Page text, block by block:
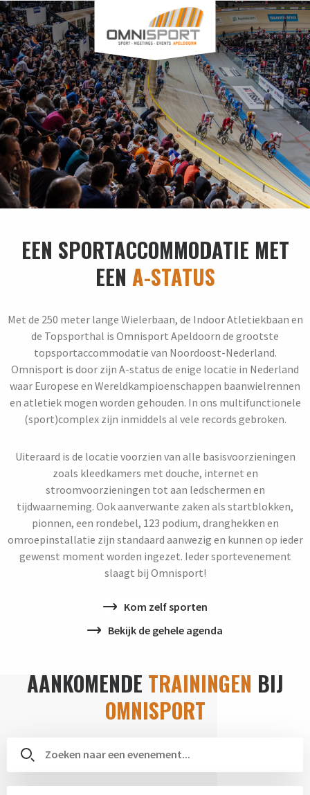
EEN SPORTACCOMMODATIE MET
EEN A-STATUS
Met de 250 meter lange Wielerbaan, de Indoor Atletiekbaan en
de Topsporthal is Omnisport Apeldoorn de grootste
topsportaccommodatie van Noordoost-Nederland.
Omnisport is door zijn A-status de enige locatie in Nederland
waar Europese en Wereldkampioenschappen baanwielrennen
en atletiek mogen worden gehouden. In ons multifunctionele
(sport)complex zijn inmiddels al vele records gebroken.
Uiteraard is de locatie voorzien van alle basisvoorzieningen
zoals kleedkamers met douche, internet en
stroomvoorzieningen tot aan ledschermen en
tijdwaarneming. Ook aanverwante zaken als startblokken,
pionnen, een rondebel, 123 podium, dranghekken en
omroepinstallatie zijn standaard aanwezig en kunnen op ieder
gewenst moment worden ingezet. Ieder sportevenement
slaagt bij Omnisport!
Kom zelf sporten
Bekijk de gehele agenda
AANKOMENDE TRAININGEN BIJ
OMNISPORT